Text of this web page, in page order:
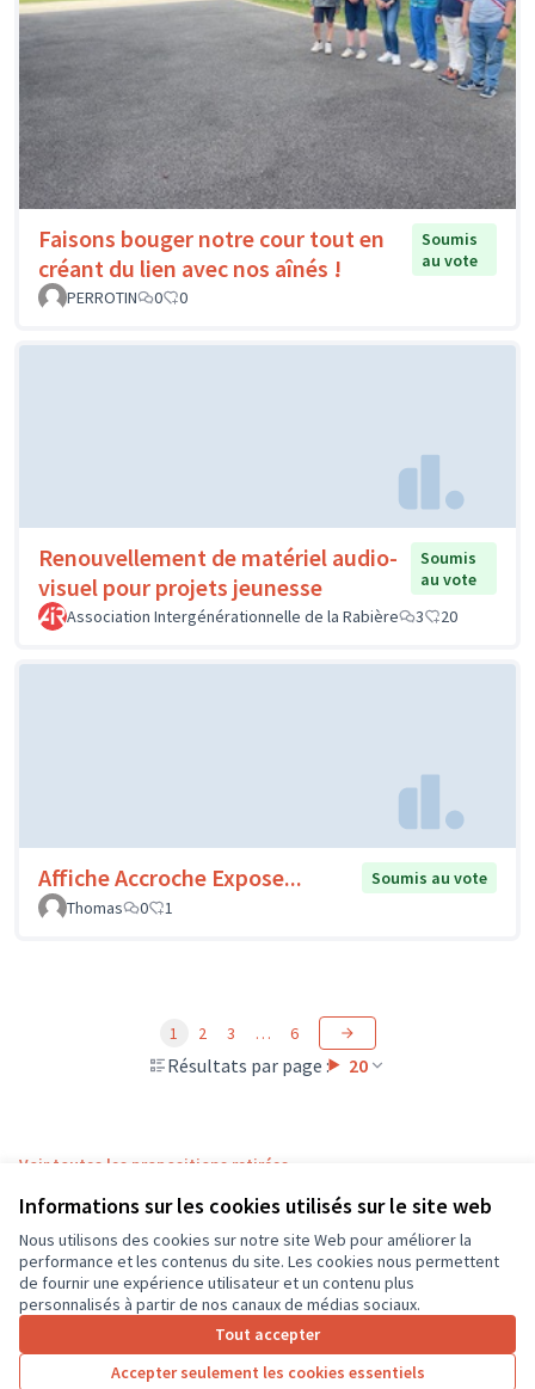
Informations sur les cookies utilisés sur le site web
Nous utilisons des cookies sur notre site Web pour améliorer la
performance et les contenus du site. Les cookies nous permettent
de fournir une expérience utilisateur et un contenu plus
personnalisés à partir de nos canaux de médias sociaux.
Tout accepter
Accepter seulement les cookies essentiels
Faisons bouger notre cour tout en
créant du lien avec nos aînés !
Soumis
au vote
PERROTIN
0 0
Renouvellement de matériel audio-
visuel pour projets jeunesse
Soumis
au vote
Association Intergénérationnelle de la Rabière
3 20
Affiche Accroche Expose...
Soumis au vote
Thomas
0 1
Résultats par page : 20
1 2 3 … 6
Voir toutes les propositions retirées
Conditions d'utilisation
Paramètres des cookies
CD37 sur X
(Lien externe)
CD37 sur Facebook
CD37 sur Instagram
CD37 sur YouTube
(Lien externe)